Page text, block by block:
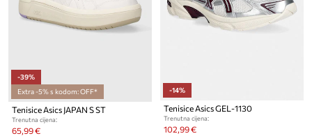
-39%
Extra -5% s kodom: OFF*
Tenisice Asics JAPAN S ST
Trenutna cijena:
65,99 €
-14%
Tenisice Asics GEL-1130
Trenutna cijena:
102,99 €